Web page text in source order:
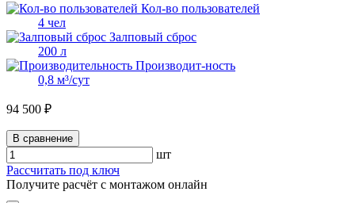
Кол-во пользователей
4 чел
Залповый сброс
200 л
Производит-ность
0,8 м³/сут
94 500 ₽
В сравнение
шт
Рассчитать под ключ
Получите расчёт с монтажом онлайн